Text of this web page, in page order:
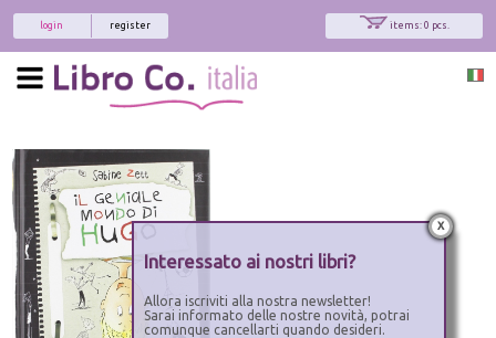
items: 0 pcs.
register
login
x
Interessato ai nostri libri?
Allora iscriviti alla nostra newsletter!
Sarai informato delle nostre novità, potrai
comunque cancellarti quando desideri.